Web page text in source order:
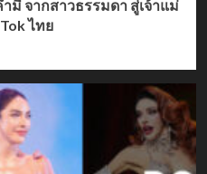
จากสาวธรรมดา สู่เจ้าแม่
ไทย